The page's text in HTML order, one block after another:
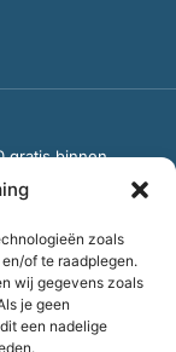
zoals
of te raadplegen.
wij gegevens zoals
je geen
een nadelige
gratis binnen
OddFellows